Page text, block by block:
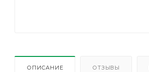
ОПИСАНИЕ ОТЗЫВЫ